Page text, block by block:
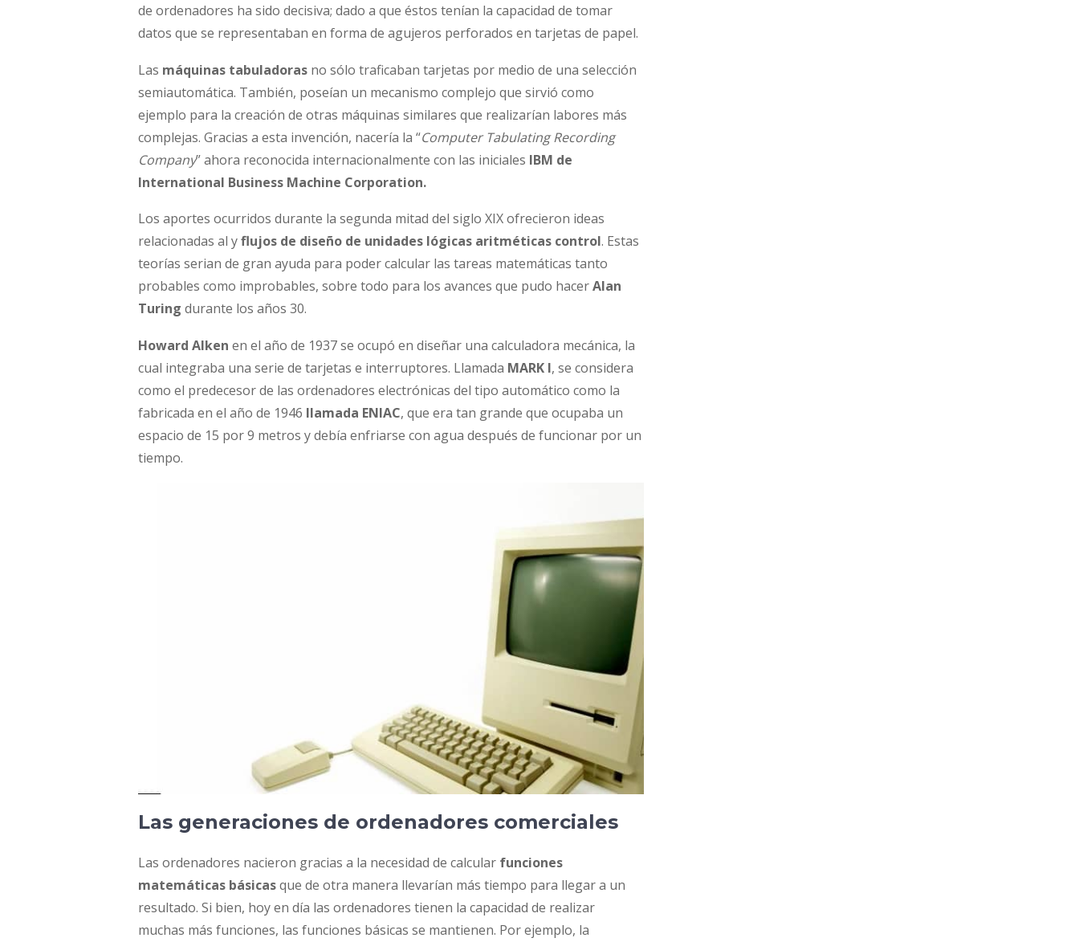
de ordenadores ha sido decisiva; dado a que éstos tenían la capacidad de tomar
datos que se representaban en forma de agujeros perforados en tarjetas de papel.
Las máquinas tabuladoras no sólo traficaban tarjetas por medio de una selección
semiautomática. También, poseían un mecanismo complejo que sirvió como
ejemplo para la creación de otras máquinas similares que realizarían labores más
complejas. Gracias a esta invención, nacería la “Computer Tabulating Recording
Company” ahora reconocida internacionalmente con las iniciales IBM de
International Business Machine Corporation.
Los aportes ocurridos durante la segunda mitad del siglo XIX ofrecieron ideas
relacionadas al yflujos de diseño de unidades lógicas aritméticas control. Estas
teorías serian de gran ayuda para poder calcular las tareas matemáticas tanto
probables como improbables, sobre todo para los avances que pudo hacerAlan
Turing durante los años 30.
Howard Alken en el año de 1937 se ocupó en diseñar una calculadora mecánica, la
cual integraba una serie de tarjetas e interruptores. Llamada MARK I, se considera
como el predecesor de las ordenadores electrónicas del tipo automático como la
fabricada en el año de 1946 llamada ENIAC, que era tan grande que ocupaba un
espacio de 15 por 9 metros y debía enfriarse con agua después de funcionar por un
tiempo.
Las generaciones de ordenadores comerciales
Las ordenadores nacieron gracias a la necesidad de calcular funciones
matemáticas básicasque de otra manera llevarían más tiempo para llegar a un
resultado. Si bien, hoy en día las ordenadores tienen la capacidad de realizar
muchas más funciones, las funciones básicas se mantienen. Por ejemplo, la